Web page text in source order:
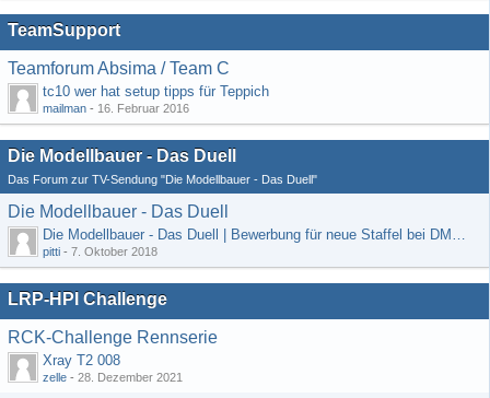
TeamSupport
Teamforum Absima / Team C
tc10 wer hat setup tipps für Teppich
mailman - 16. Februar 2016
Die Modellbauer - Das Duell
Das Forum zur TV-Sendung "Die Modellbauer - Das Duell"
Die Modellbauer - Das Duell
Die Modellbauer - Das Duell | Bewerbung für neue Staffel bei DMAX *Werbung*
pitti - 7. Oktober 2018
LRP-HPI Challenge
RCK-Challenge Rennserie
Xray T2 008
zelle - 28. Dezember 2021